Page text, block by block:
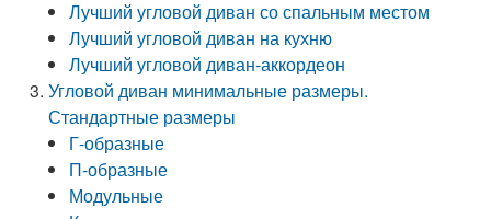
Лучший угловой диван со спальным местом
Лучший угловой диван на кухню
Лучший угловой диван-аккордеон
Угловой диван минимальные размеры.
Стандартные размеры
Г-образные
П-образные
Модульные